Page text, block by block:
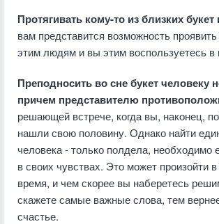
Протягивать кому-то из близких букет
вам представится возможность
этим людям и вы этим воспользуетесь в
Преподносить во сне букет человеку
причем представителю
решающей встрече, когда вы, наконец,
нашли свою половину. Однако найти
человека - только полдела, необходимо
в своих чувствах. Это может произойти
время, и чем скорее вы наберетесь
скажете самые важные слова, тем
счастье.